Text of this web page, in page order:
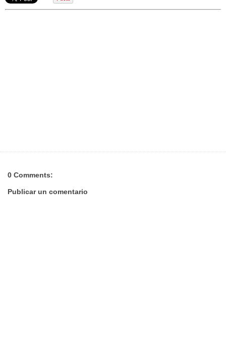
0 Comments:
Publicar un comentario